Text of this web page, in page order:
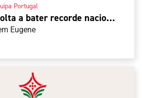
Portugal
a bater recorde nacional
iguala máximo dos 200
Eugene